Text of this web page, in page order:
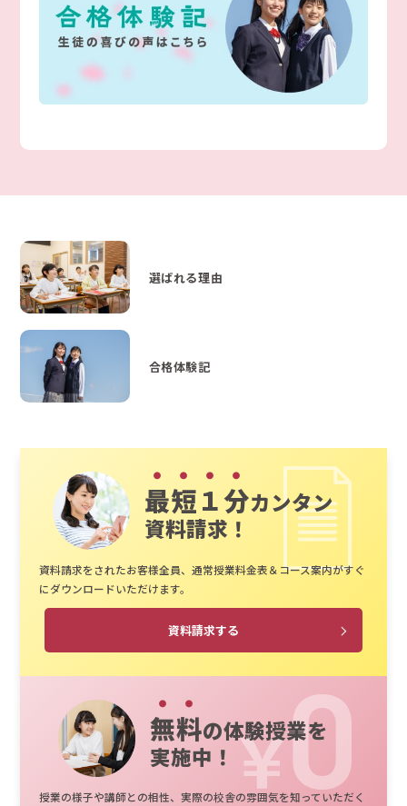
選ばれる理由
合格体験記
最短１分カンタン
資料請求！
資料請求をされたお客様全員、通常授業料金表＆コース案内がすぐ
にダウンロードいただけます。
資料請求する
無料の体験授業を
実施中！
授業の様子や講師との相性、実際の校舎の雰囲気を知っていただく